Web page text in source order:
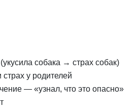
собака → страх собак)
у родителей
— «узнал, что это опасно»